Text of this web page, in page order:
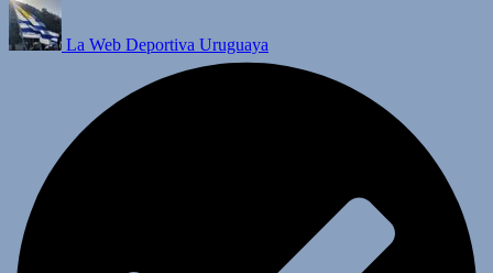
La Web Deportiva Uruguaya